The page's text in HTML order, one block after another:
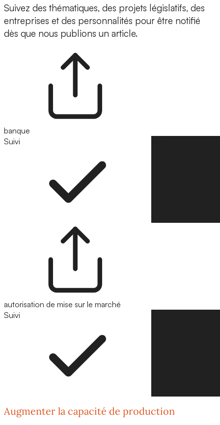
Suivez des thématiques, des projets législatifs, des
entreprises et des personnalités pour être notifié
dès que nous publions un article.
banque
Suivi
autorisation de mise sur le marché
Suivi
Augmenter la capacité de production